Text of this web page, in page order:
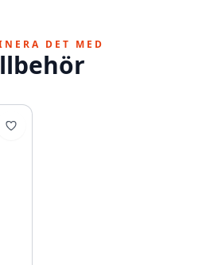
DET MED